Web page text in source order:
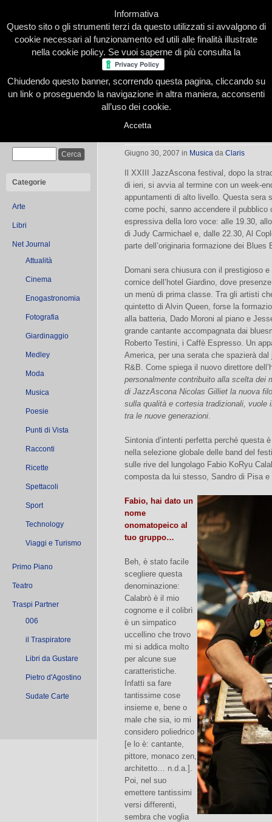
Home Presentazione Redazione Le nostre firme
Categorie
Arte
Libri
Net Journal
Attualità
Cinema
Enogastronomia
Fotografia
Giardinaggio
Medley
Moda
Musica
Poesie
Punti di Vista
Racconti
Ricette
Spettacoli
Sport
Technology
Viaggi e Turismo
Primo Piano
Teatro
Traspi Partner
006
il Traspiratore
Libri da Gustare
Pietro d'Agostino
Sudate Carte
Jazz, musica altamente riciclabile
Giugno 30, 2007 in Musica da Claris
Il XXIII JazzAscona festival, dopo la
di ieri, si avvia al termine con un week-
appuntamenti di alto livello. Questa sera
come pochi, sanno accendere il
espressiva della loro voce: alle 19.30,
di Judy Carmichael e, dalle 22.30, Al
parte dell’originaria formazione dei
Domani sera chiusura con il prestigioso
cornice dell’hotel Giardino, dove
un menù di prima classe. Tra gli artisti
quintetto di Alvin Queen, forse la
alla batteria, Dado Moroni al piano e
grande cantante accompagnata dai
Roberto Testini, i Caffè Espresso. Un
America, per una serata che spazierà
R&B. Come spiega il nuovo direttore
personalmente contribuito alla scelta dei
di JazzAscona Nicolas Gilliet la nuova
sulla qualità e cortesia tradizionali, vuole
tra le nuove generazioni.
Sintonia d’intenti perfetta perché questa
nella selezione globale delle band del
sulle rive del lungolago Fabio KoRyu
composta da lui stesso, Sandro di Pisa e
Fabio, hai dato un
nome
onomatopeico al
tuo gruppo…
Beh, è stato facile
scegliere questa
denominazione:
Calabrò è il mio
cognome e il colibrì
è un simpatico
uccellino che trovo
mi si addica molto
per alcune sue
caratteristiche.
Infatti sa fare
tantissime cose
insieme e, bene o
male che sia, io mi
considero poliedrico
[e lo è: cantante,
pittore, monaco zen,
architetto… n.d.a.].
Poi, nel suo
emettere tantissimi
versi differenti,
sembra che voglia
Informativa
Questo sito o gli strumenti terzi da questo utilizzati si avvalgono di
cookie necessari al funzionamento ed utili alle finalità illustrate
nella cookie policy. Se vuoi saperne di più consulta la
Chiudendo questo banner, scorrendo questa pagina, cliccando su
un link o proseguendo la navigazione in altra maniera, acconsenti
all’uso dei cookie.
Accetta